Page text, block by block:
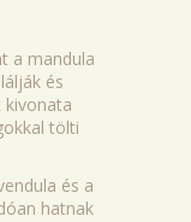
a mandula
és
kivonata
tölti
és a
hatnak